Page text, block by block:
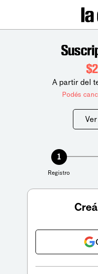
A partir del
Podés
1
Registro